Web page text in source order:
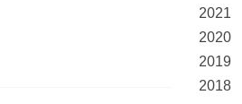
2021
2020
2019
2018